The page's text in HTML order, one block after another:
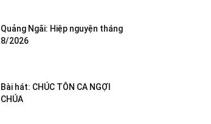
Quảng Ngãi: Hiệp nguyện tháng
8/2026
Bài hát: CHÚC TÔN CA NGỢI
CHÚA